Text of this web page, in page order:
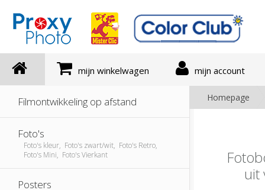
mijn winkelwagen mijn account
Filmontwikkeling op afstand
Foto's
Foto's kleur, Foto's zwart/wit, Foto's Retro,
Foto's Mini, Foto's Vierkant
Posters
Homepage
uit